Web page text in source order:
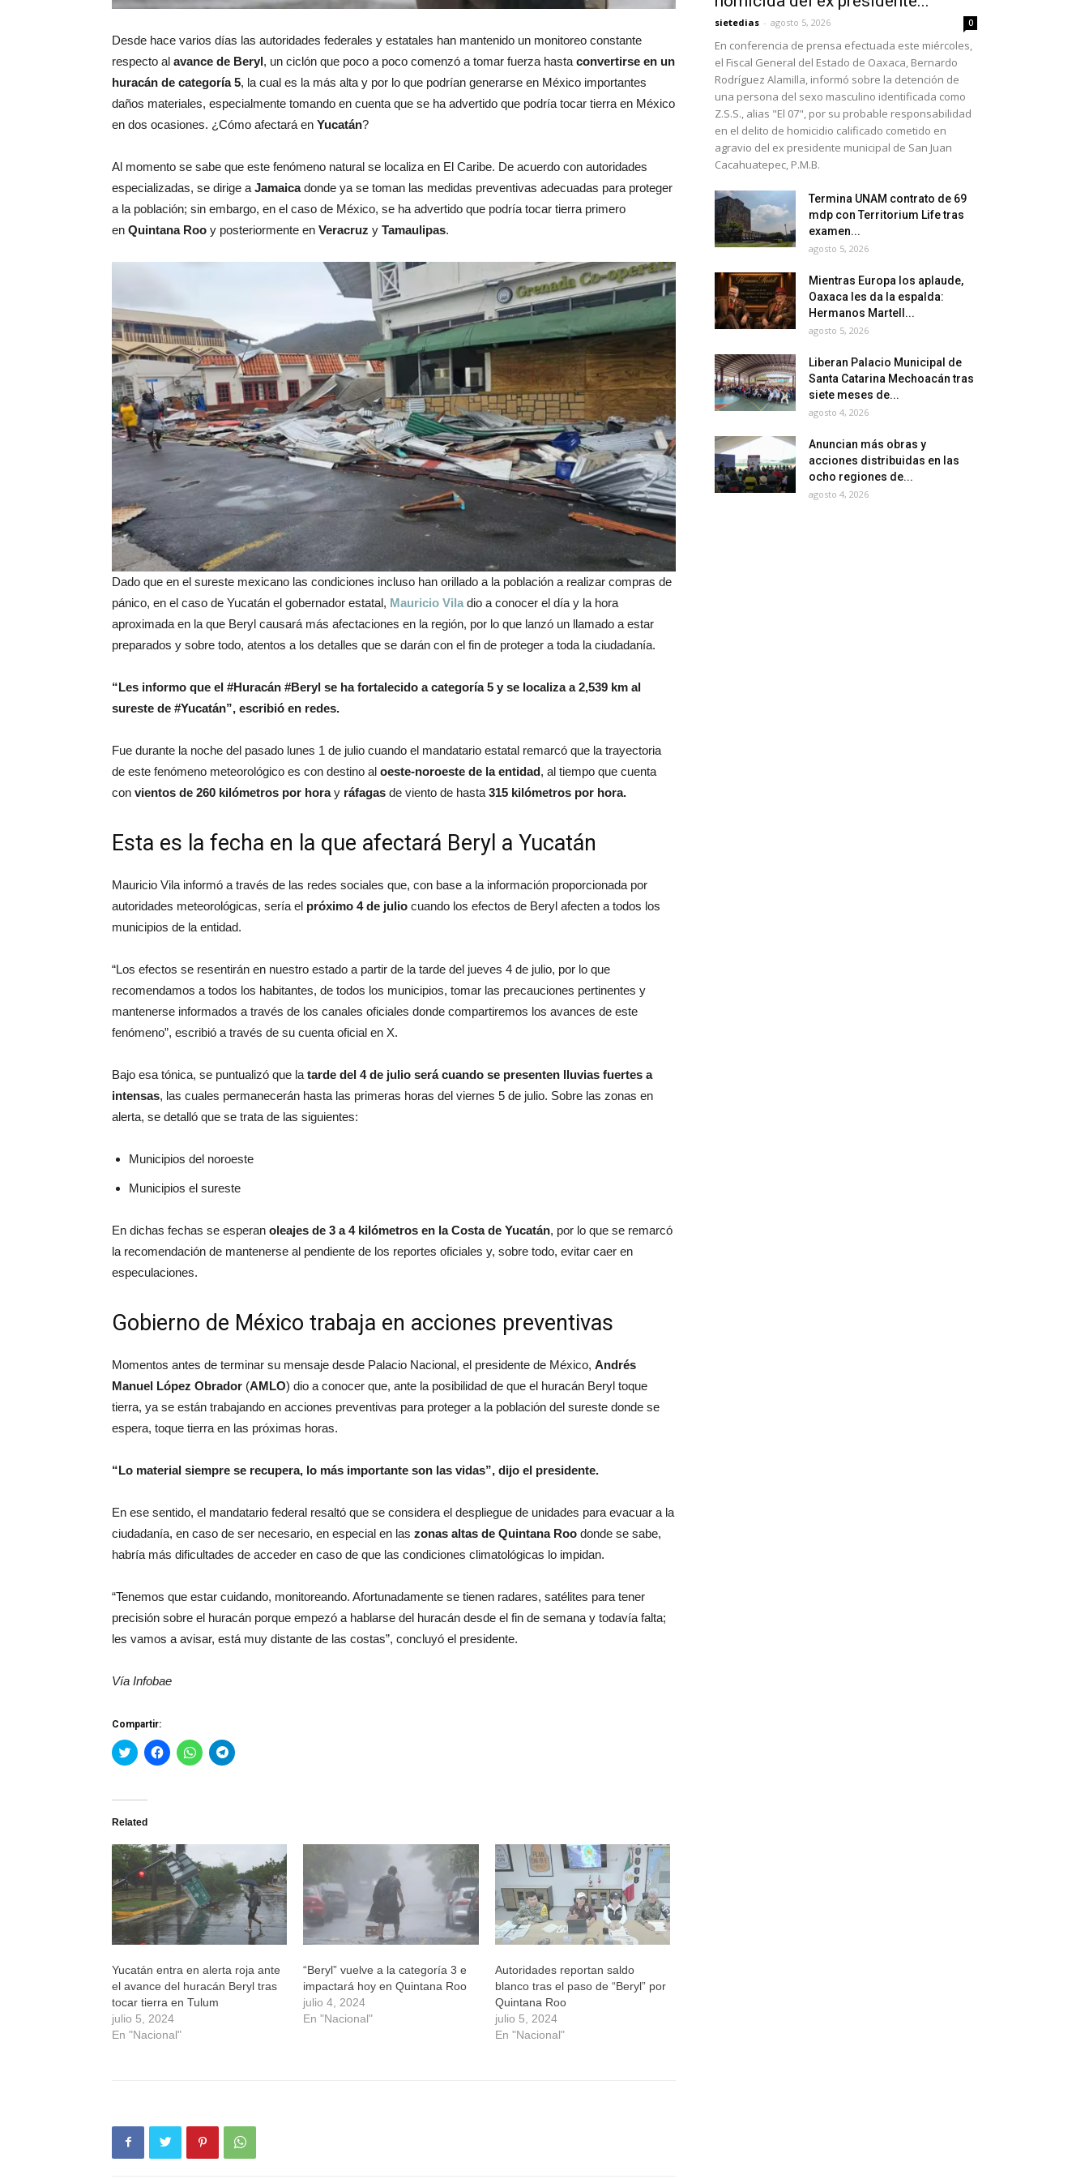
Desde hace varios días las autoridades federales y estatales han mantenido un monitoreo constante
respecto al avance de Beryl, un ciclón que poco a poco comenzó a tomar fuerza hasta convertirse en un
huracán de categoría 5, la cual es la más alta y por lo que podrían generarse en México importantes
daños materiales, especialmente tomando en cuenta que se ha advertido que podría tocar tierra en México
en dos ocasiones. ¿Cómo afectará en Yucatán?
Al momento se sabe que este fenómeno natural se localiza en El Caribe. De acuerdo con autoridades
especializadas, se dirige a Jamaicadonde ya se toman las medidas preventivas adecuadas para proteger
a la población; sin embargo, en el caso de México, se ha advertido que podría tocar tierra primero
en Quintana Roo y posteriormente en Veracruz y Tamaulipas.
Dado que en el sureste mexicano las condiciones incluso han orillado a la población a realizar compras de
pánico, en el caso de Yucatán el gobernador estatal, Mauricio Vila dio a conocer el día y la hora
aproximada en la que Beryl causará más afectaciones en la región, por lo que lanzó un llamado a estar
preparados y sobre todo, atentos a los detalles que se darán con el fin de proteger a toda la ciudadanía.
“Les informo que el #Huracán #Beryl se ha fortalecido a categoría 5 y se localiza a 2,539 km al
sureste de #Yucatán”, escribió en redes.
Fue durante la noche del pasado lunes 1 de julio cuando el mandatario estatal remarcó que la trayectoria
de este fenómeno meteorológico es con destino al oeste-noroeste de la entidad, al tiempo que cuenta
con vientos de 260 kilómetros por horay ráfagas de viento de hasta 315 kilómetros por hora.
Esta es la fecha en la que afectará Beryl a Yucatán
Mauricio Vila informó a través de las redes sociales que, con base a la información proporcionada por
autoridades meteorológicas, sería el próximo 4 de julio cuando los efectos de Beryl afecten a todos los
municipios de la entidad.
“Los efectos se resentirán en nuestro estado a partir de la tarde del jueves 4 de julio, por lo que
recomendamos a todos los habitantes, de todos los municipios, tomar las precauciones pertinentes y
mantenerse informados a través de los canales oficiales donde compartiremos los avances de este
fenómeno”, escribió a través de su cuenta oficial en X.
Bajo esa tónica, se puntualizó que la tarde del 4 de julio será cuando se presenten lluvias fuertes a
intensas, las cuales permanecerán hasta las primeras horas del viernes 5 de julio. Sobre las zonas en
alerta, se detalló que se trata de las siguientes:
Municipios del noroeste
Municipios el sureste
En dichas fechas se esperan oleajes de 3 a 4 kilómetros en la Costa de Yucatán, por lo que se remarcó
la recomendación de mantenerse al pendiente de los reportes oficiales y, sobre todo, evitar caer en
especulaciones.
Gobierno de México trabaja en acciones preventivas
Momentos antes de terminar su mensaje desde Palacio Nacional, el presidente de México, Andrés
Manuel López Obrador (AMLO) dio a conocer que, ante la posibilidad de que el huracán Beryl toque
tierra, ya se están trabajando en acciones preventivas para proteger a la población del sureste donde se
espera, toque tierra en las próximas horas.
“Lo material siempre se recupera, lo más importante son las vidas”, dijo el presidente.
En ese sentido, el mandatario federal resaltó que se considera el despliegue de unidades para evacuar a la
ciudadanía, en caso de ser necesario, en especial en las zonas altas de Quintana Roo donde se sabe,
habría más dificultades de acceder en caso de que las condiciones climatológicas lo impidan.
“Tenemos que estar cuidando, monitoreando. Afortunadamente se tienen radares, satélites para tener
precisión sobre el huracán porque empezó a hablarse del huracán desde el fin de semana y todavía falta;
les vamos a avisar, está muy distante de las costas”, concluyó el presidente.
Vía Infobae
Compartir:
Haz
clic
Twitter
abre
una
ventana
nueva)
Haz
clic
una
ventana
nueva)
Haz
clic
una
nueva)
Haz
clic
una
ventana
nueva)
Related
Yucatán entra en alerta roja ante
el avance del huracán Beryl tras
tocar tierra en Tulum
julio 5, 2024
En "Nacional"
“Beryl” vuelve a la categoría 3 e
impactará hoy en Quintana Roo
julio 4, 2024
En "Nacional"
Autoridades reportan saldo
blanco tras el paso de “Beryl” por
Quintana Roo
julio 5, 2024
En "Nacional"
sietedias - agosto 5, 2026 0
En conferencia de prensa efectuada este miércoles,
el Fiscal General del Estado de Oaxaca, Bernardo
Rodríguez Alamilla, informó sobre la detención de
una persona del sexo masculino identificada como
Z.S.S., alias "El 07", por su probable responsabilidad
en el delito de homicidio calificado cometido en
agravio del ex presidente municipal de San Juan
Cacahuatepec, P.M.B.
Termina UNAM contrato de 69
mdp con Territorium Life tras
examen...
agosto 5, 2026
Mientras Europa los aplaude,
Oaxaca les da la espalda:
Hermanos Martell...
agosto 5, 2026
Liberan Palacio Municipal de
Santa Catarina Mechoacán tras
siete meses de...
agosto 4, 2026
Anuncian más obras y
acciones distribuidas en las
ocho regiones de...
agosto 4, 2026